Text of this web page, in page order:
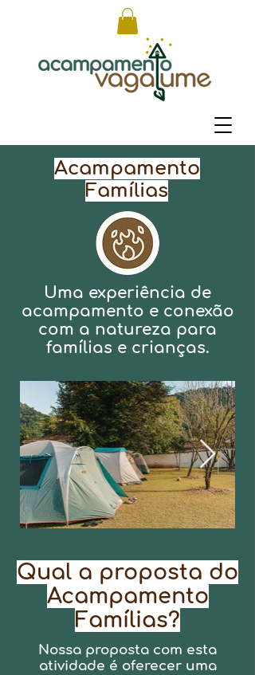
Acampamento
Famílias
Uma experiência de
acampamento e conexão
com a natureza para
famílias e crianças.
Qual a proposta do
Acampamento
Famílias?
Nossa proposta com esta
atividade é oferecer uma